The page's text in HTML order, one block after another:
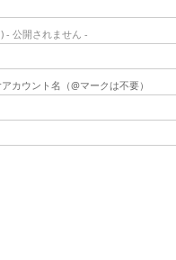
- 公開されません -
カウント名（@マークは不要）